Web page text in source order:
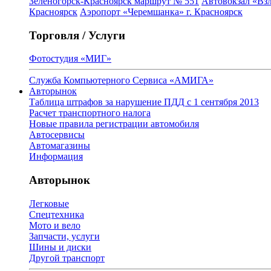
Красноярск Аэропорт «Черемшанка» г. Красноярск
Торговля / Услуги
Фотостудия «МИГ»
Служба Компьютерного Сервиса «АМИГА»
Авторынок
Таблица штрафов за нарушение ПДД с 1 сентября 2013
Расчет транспортного налога
Новые правила регистрации автомобиля
Автосервисы
Автомагазины
Информация
Авторынок
Легковые
Спецтехника
Мото и вело
Запчасти, услуги
Шины и диски
Другой транспорт